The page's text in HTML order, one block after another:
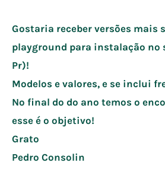
Gostaria receber versões mais
playground para instalação no
Pr)!
Modelos e valores, e se inclui
No final do do ano temos o
esse é o objetivo!
Grato
Pedro Consolin